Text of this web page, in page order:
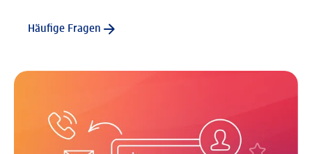
Häufige Fragen